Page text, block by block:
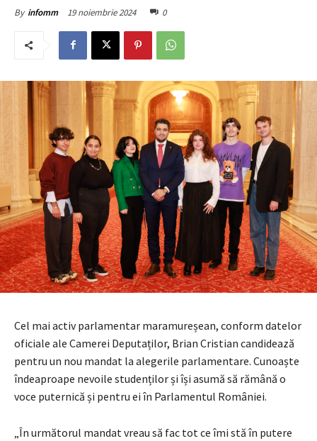
By infomm 19 noiembrie 2024 0
Cel mai activ parlamentar maramureșean, conform datelor
oficiale ale Camerei Deputaților, Brian Cristian candidează
pentru un nou mandat la alegerile parlamentare. Cunoaște
îndeaproape nevoile studenților și își asumă să rămână o
voce puternică și pentru ei în Parlamentul României.
„În următorul mandat vreau să fac tot ce îmi stă în putere